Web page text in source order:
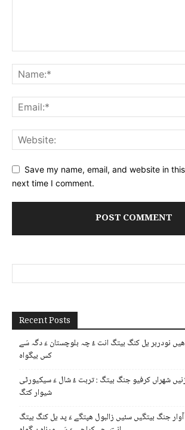
Save my name, email, and website in
next time I comment.
Recent Posts
نودربر یل کنگ بیتگ انت ءُ چہ بلوچستان ءَ دگہ سَے
کس بیگواہ
شھراں کرفیو جنگ بیتگ : تربت ءُ شال ءَ سیکیورٹی
شیوار کتگ
جنگ بیتگیں سئیں زالبول ھپتگے ءَ پد یل کنگ بیتگ